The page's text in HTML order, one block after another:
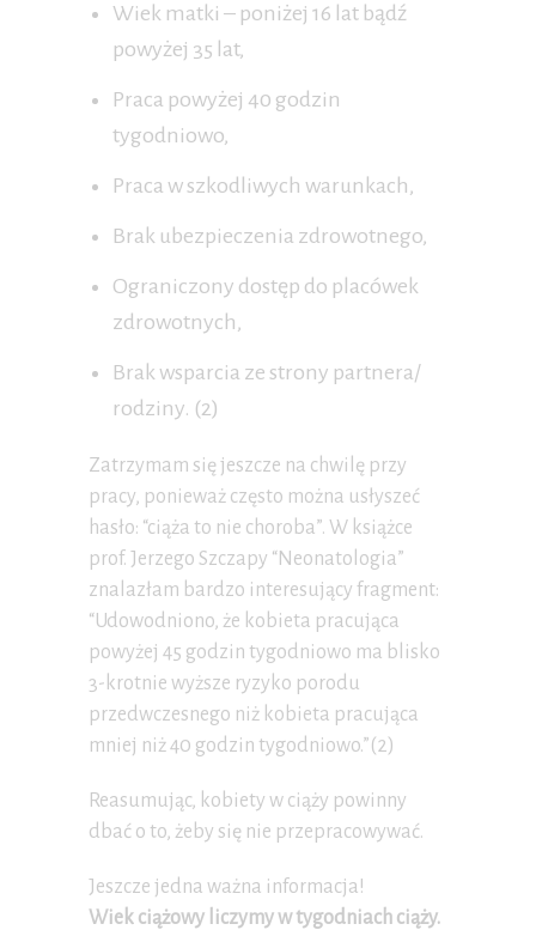
Wiek matki – poniżej 16 lat bądź
powyżej 35 lat,
Praca powyżej 40 godzin
tygodniowo,
Praca w szkodliwych warunkach,
Brak ubezpieczenia zdrowotnego,
Ograniczony dostęp do placówek
zdrowotnych,
Brak wsparcia ze strony partnera/
rodziny. (2)
Zatrzymam się jeszcze na chwilę przy
pracy, ponieważ często można usłyszeć
hasło: “ciąża to nie choroba”. W książce
prof. Jerzego Szczapy “Neonatologia”
znalazłam bardzo interesujący fragment:
“Udowodniono, że kobieta pracująca
powyżej 45 godzin tygodniowo ma blisko
3-krotnie wyższe ryzyko porodu
przedwczesnego niż kobieta pracująca
mniej niż 40 godzin tygodniowo.”(2)
Reasumując, kobiety w ciąży powinny
dbać o to, żeby się nie przepracowywać.
Jeszcze jedna ważna informacja!
Wiek ciążowy liczymy w tygodniach ciąży.